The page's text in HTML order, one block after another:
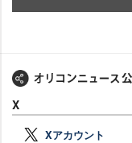
X
Xアカウント